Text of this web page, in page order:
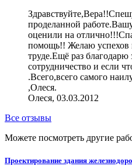
проделанной
оценили на
помощь!! Желаю успехов
труде.Ещё раз благодарю
сотрудничество и если
.Всего,всего самого
,Олеся.
Олеся, 03.03.2012
Все отзывы
Можете посмотреть другие
Проектирование здания